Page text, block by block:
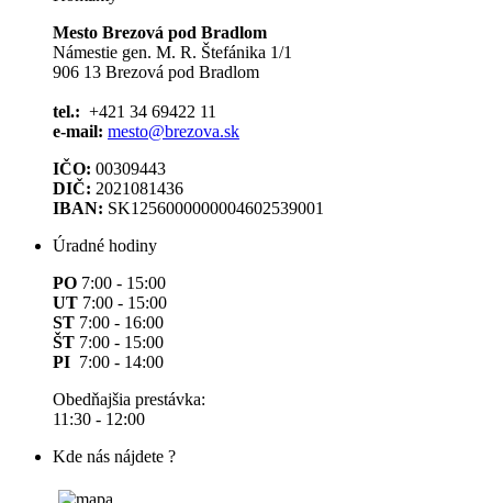
Mesto Brezová pod Bradlom
Námestie gen. M. R. Štefánika 1/1
906 13 Brezová pod Bradlom
tel.: +421 34 69422 11
e-mail: mesto@brezova.sk
IČO: 00309443
DIČ: 2021081436
IBAN: SK1256000000004602539001
Úradné hodiny
PO 7:00 - 15:00
UT 7:00 - 15:00
ST 7:00 - 16:00
ŠT 7:00 - 15:00
PI 7:00 - 14:00
Obedňajšia prestávka:
11:30 - 12:00
Kde nás nájdete ?